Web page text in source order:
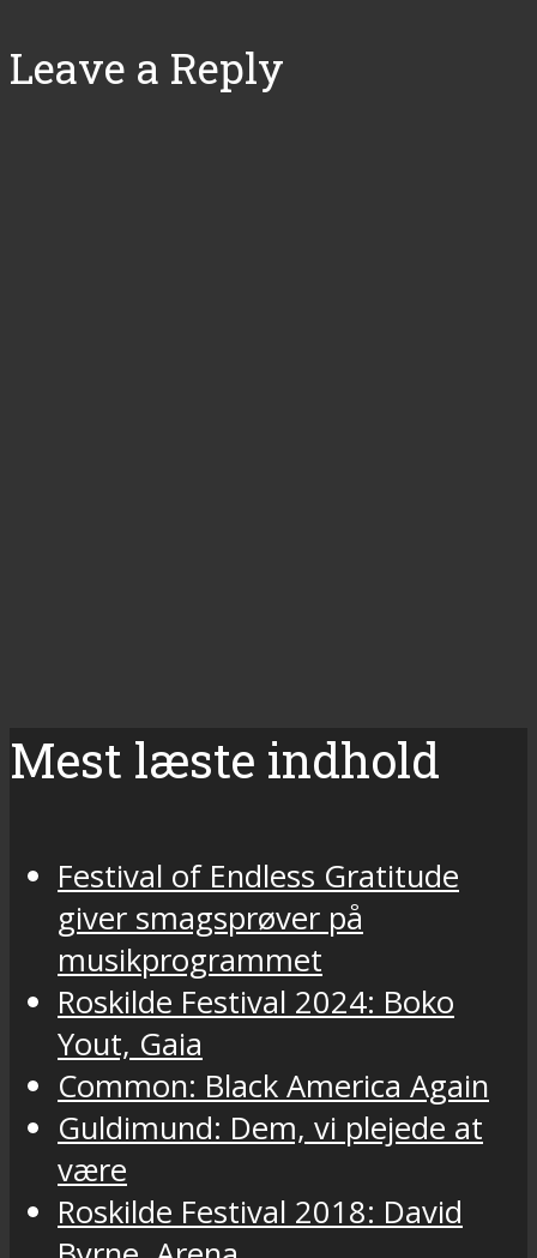
Leave a Reply
Mest læste indhold
Festival of Endless Gratitude
giver smagsprøver på
musikprogrammet
Roskilde Festival 2024: Boko
Yout, Gaia
Common: Black America Again
Guldimund: Dem, vi plejede at
være
Roskilde Festival 2018: David